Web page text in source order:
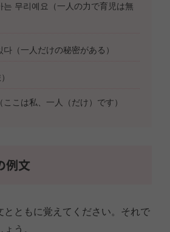
는 무리예요（一人の力で育児は無
（一人だけの秘密がある）
こは私、一人（だけ）です）
例文
とともに覚えてください。それで
う。